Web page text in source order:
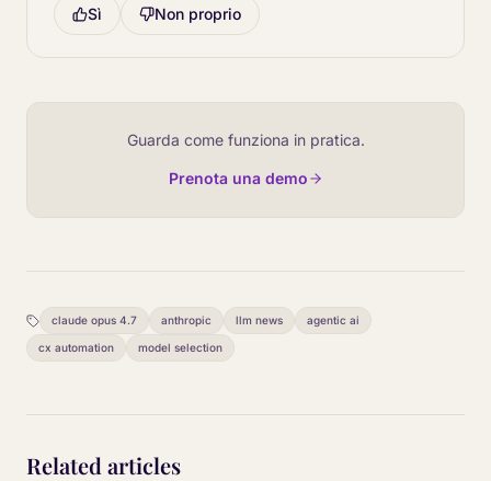
Sì Non proprio
Guarda come funziona in pratica.
Prenota una demo
claude opus 4.7 anthropic llm news agentic ai
cx automation model selection
Related articles